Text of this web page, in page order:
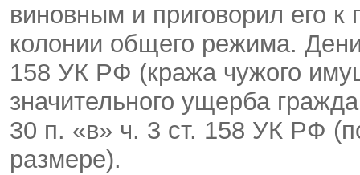
виновным и приговорил его
колонии общего режима.
158 УК РФ (кража чужого
значительного ущерба
30 п. «в» ч. 3 ст. 158 УК РФ
размере).